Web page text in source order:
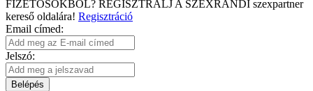
FIZETŐSÖKBŐL? REGISZTRÁLJ A SZEXRANDI szexpartner
kereső oldalára! Regisztráció
Email címed:
Jelszó:
Belépés